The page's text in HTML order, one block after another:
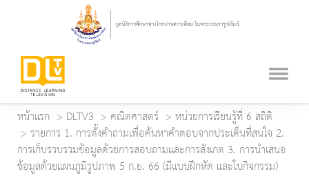
หน้าแรก DLTV3 คณิตศาสตร์
หน่วยการเรียนรู้ที่ 6 สถิติ
รายการ 1. การตั้งคำถามเพื่อค้นหาคำตอบจากประเด็นที่สนใจ 2.
การเก็บรวบรวมข้อมูลด้วยการสอบถามและการสังเกต 3. การนำเสนอ
ข้อมูลด้วยแผนภูมิรูปภาพ 5 ก.ย. 66 (มีแบบฝึกหัด และใบกิจกรรม)